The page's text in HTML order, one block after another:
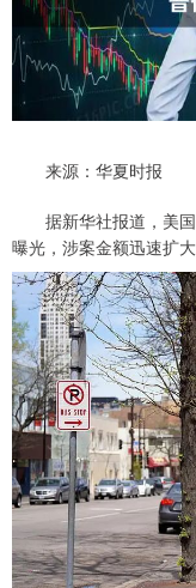
来源：华夏时报
据新华社报道，美国
曝光，涉案金额迅速扩